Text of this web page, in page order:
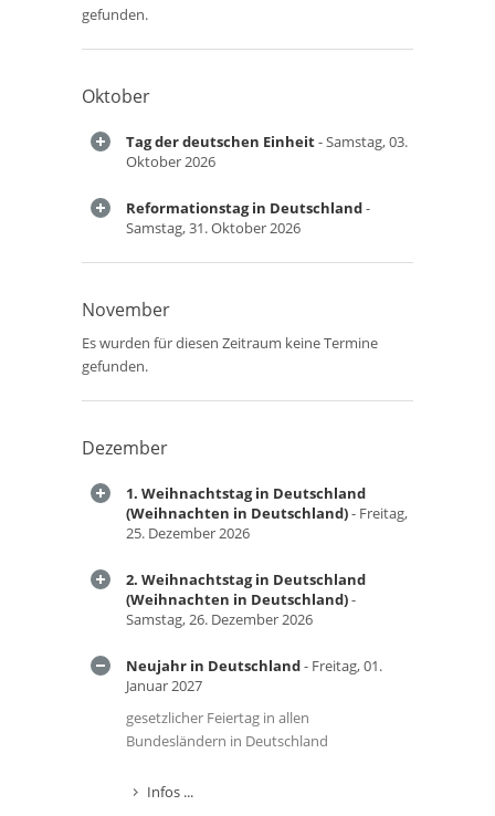
gefunden.
Oktober
Tag der deutschen Einheit- Samstag, 03.
Oktober 2026
Reformationstag in Deutschland-
Samstag, 31. Oktober 2026
November
Es wurden für diesen Zeitraum keine Termine
gefunden.
Dezember
1. Weihnachtstag in Deutschland
(Weihnachten in Deutschland)- Freitag,
25. Dezember 2026
2. Weihnachtstag in Deutschland
(Weihnachten in Deutschland)-
Samstag, 26. Dezember 2026
Neujahr in Deutschland- Freitag, 01.
Januar 2027
gesetzlicher Feiertag in allen
Bundesländern in Deutschland
Infos ...